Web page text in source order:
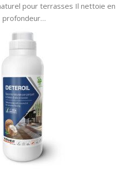
pour terrasses Il nettoie en
profondeur…